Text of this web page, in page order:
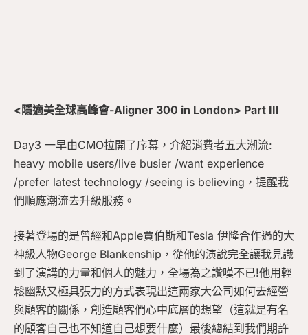
<隱適美全球高峰會-Aligner 300 in London> Part III
Day3 一早由CMO拉開了序幕，介紹消費者五大潮流:
heavy mobile users/live busier /want experience
/prefer latest technology /seeing is believing，提醒我
們順應潮流去升級服務。
接著登場的是曾經和Apple賈伯斯和Tesla 伊隆合作過的大
神級人物George Blankenship，從他的演說完全讓我見識
到了演講的力量和個人的魅力，全場為之讚嘆不已!他用輕
鬆幽默又極具張力的方式表現出這兩家大公司如何去經營
與顧客的關係，創造顧客們心中底層的想望（這就是有名
的顧客自己也不知道自己想要什麼）最後總結到我們期許